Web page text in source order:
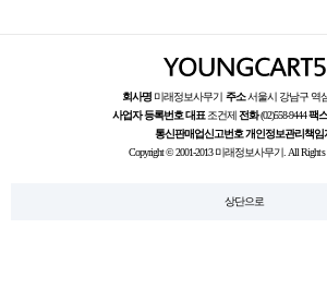
회사명 미래정보사무기 주소서울시 강남구 역
사업자 등록번호대표조건제전화(02)558-9444팩
통신판매업신고번호개인정보관리책임
Copyright © 2001-2013 미래정보사무기. All Rights
상단으로